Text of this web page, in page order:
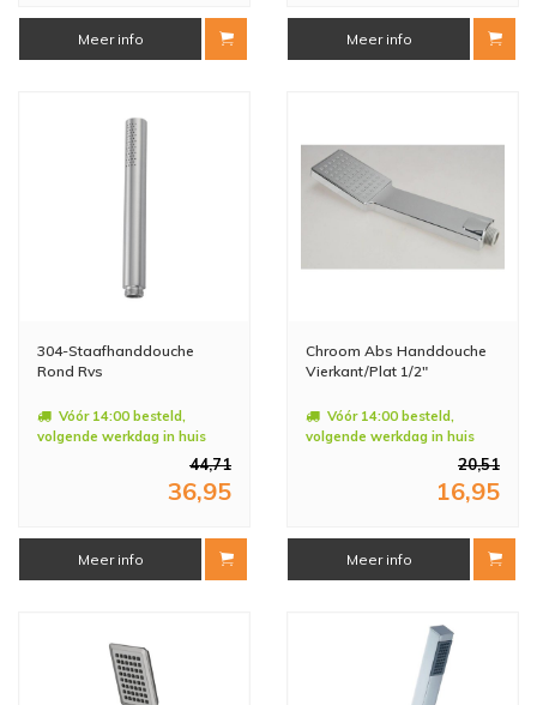
Meer info Meer info
304-Staafhanddouche
Rond Rvs
Vóór 14:00 besteld,
volgende werkdag in huis
44,71
36,95
Meer info
Chroom Abs Handdouche
Vierkant/Plat 1/2"
Vóór 14:00 besteld,
volgende werkdag in huis
20,51
16,95
Meer info